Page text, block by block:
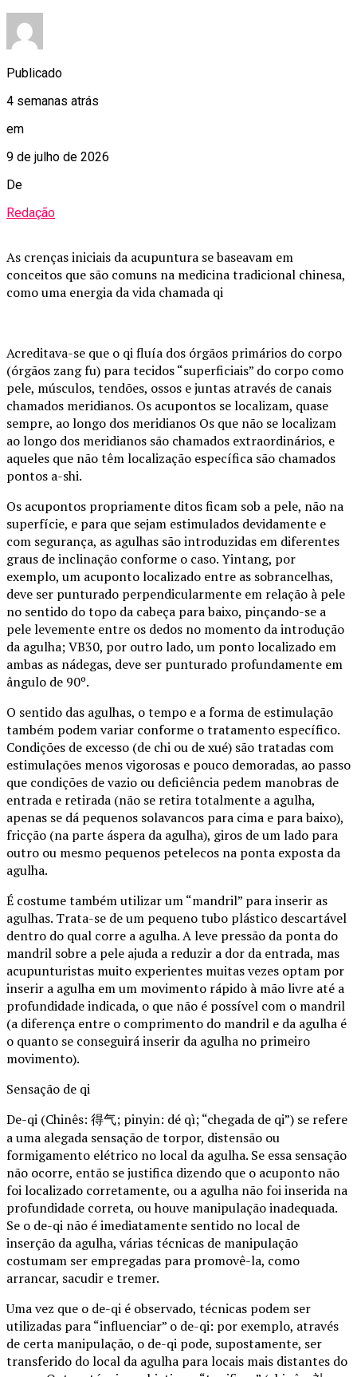
Publicado
4 semanas atrás
em
9 de julho de 2026
De
Redação
As crenças iniciais da acupuntura se baseavam em
conceitos que são comuns na medicina tradicional chinesa,
como uma energia da vida chamada qi
Acreditava-se que o qi fluía dos órgãos primários do corpo
(órgãos zang fu) para tecidos “superficiais” do corpo como
pele, músculos, tendões, ossos e juntas através de canais
chamados meridianos. Os acupontos se localizam, quase
sempre, ao longo dos meridianos Os que não se localizam
ao longo dos meridianos são chamados extraordinários, e
aqueles que não têm localização específica são chamados
pontos a-shi.
Os acupontos propriamente ditos ficam sob a pele, não na
superfície, e para que sejam estimulados devidamente e
com segurança, as agulhas são introduzidas em diferentes
graus de inclinação conforme o caso. Yintang, por
exemplo, um acuponto localizado entre as sobrancelhas,
deve ser punturado perpendicularmente em relação à pele
no sentido do topo da cabeça para baixo, pinçando-se a
pele levemente entre os dedos no momento da introdução
da agulha; VB30, por outro lado, um ponto localizado em
ambas as nádegas, deve ser punturado profundamente em
ângulo de 90º.
O sentido das agulhas, o tempo e a forma de estimulação
também podem variar conforme o tratamento específico.
Condições de excesso (de chi ou de xué) são tratadas com
estimulações menos vigorosas e pouco demoradas, ao passo
que condições de vazio ou deficiência pedem manobras de
entrada e retirada (não se retira totalmente a agulha,
apenas se dá pequenos solavancos para cima e para baixo),
fricção (na parte áspera da agulha), giros de um lado para
outro ou mesmo pequenos petelecos na ponta exposta da
agulha.
É costume também utilizar um “mandril” para inserir as
agulhas. Trata-se de um pequeno tubo plástico descartável
dentro do qual corre a agulha. A leve pressão da ponta do
mandril sobre a pele ajuda a reduzir a dor da entrada, mas
acupunturistas muito experientes muitas vezes optam por
inserir a agulha em um movimento rápido à mão livre até a
profundidade indicada, o que não é possível com o mandril
(a diferença entre o comprimento do mandril e da agulha é
o quanto se conseguirá inserir da agulha no primeiro
movimento).
Sensação de qi
De-qi (Chinês: 得气; pinyin: dé qì; “chegada de qi”) se refere
a uma alegada sensação de torpor, distensão ou
formigamento elétrico no local da agulha. Se essa sensação
não ocorre, então se justifica dizendo que o acuponto não
foi localizado corretamente, ou a agulha não foi inserida na
profundidade correta, ou houve manipulação inadequada.
Se o de-qi não é imediatamente sentido no local de
inserção da agulha, várias técnicas de manipulação
costumam ser empregadas para promovê-la, como
arrancar, sacudir e tremer.
Uma vez que o de-qi é observado, técnicas podem ser
utilizadas para “influenciar” o de-qi: por exemplo, através
de certa manipulação, o de-qi pode, supostamente, ser
transferido do local da agulha para locais mais distantes do